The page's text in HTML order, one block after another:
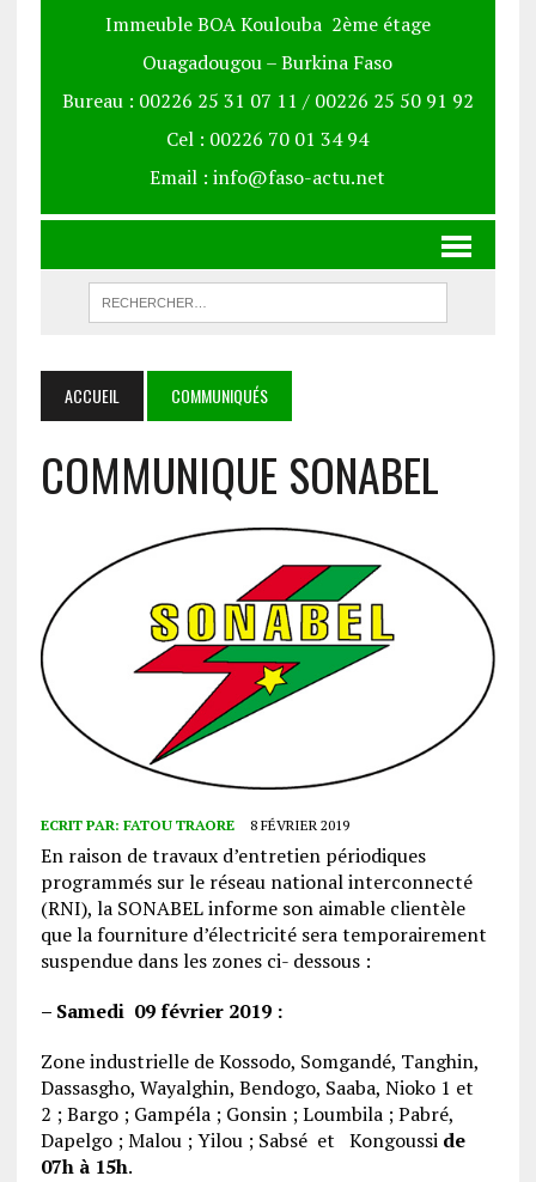
Immeuble BOA Koulouba 2ème étage
Ouagadougou – Burkina Faso
Bureau : 00226 25 31 07 11 / 00226 25 50 91 92
Cel : 00226 70 01 34 94
Email : info@faso-actu.net
ACCUEIL COMMUNIQUÉS
COMMUNIQUE SONABEL
ECRIT PAR: FATOU TRAORE 8 FÉVRIER 2019
En raison de travaux d’entretien périodiques
programmés sur le réseau national interconnecté
(RNI), la SONABEL informe son aimable clientèle
que la fourniture d’électricité sera temporairement
suspendue dans les zones ci- dessous :
– Samedi 09 février 2019 :
Zone industrielle de Kossodo, Somgandé, Tanghin,
Dassasgho, Wayalghin, Bendogo, Saaba, Nioko 1 et
2 ; Bargo ; Gampéla ; Gonsin ; Loumbila ; Pabré,
Dapelgo ; Malou ; Yilou ; Sabsé et Kongoussi de
07h à 15h.